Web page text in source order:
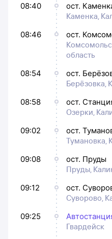
08:40
ост.
Каменка,
08:46
ост.
область
08:54
ост.
Берёзовка,
08:58
ост.
Озерки,
09:02
ост.
Тумановка,
09:08
ост. Пруды
Пруды,
09:12
ост.
Суворово,
09:25
Гвардейск